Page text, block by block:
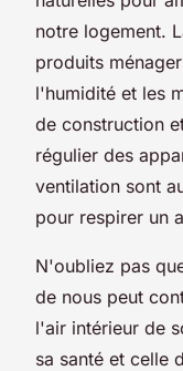
notre logement.
produits
l'humidité et les
de construction
régulier des
ventilation sont
pour respirer un
N'oubliez pas
de nous peut
l'air intérieur de
sa santé et celle